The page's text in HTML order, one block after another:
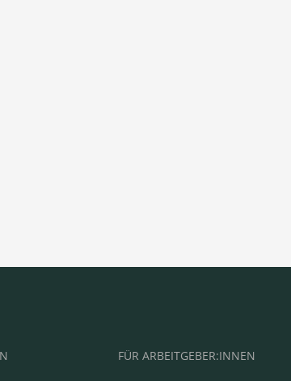
FÜR ARBEITGEBER:INNEN